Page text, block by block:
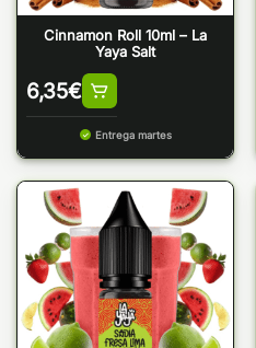
Cinnamon Roll 10ml – La
Yaya Salt
6,35€
Entrega martes